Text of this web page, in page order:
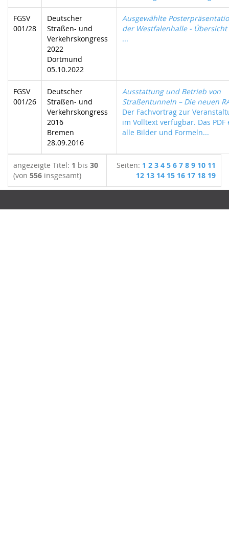
FGSV
001/28
Deutscher
Straßen- und
Verkehrskongress
2022
Dortmund
05.10.2022
Ausgewählte
der Westfalenhalle - Übersicht
...
FGSV
001/26
Deutscher
Straßen- und
Verkehrskongress
2016
Bremen
28.09.2016
Ausstattung und Betrieb von
Straßentunneln – Die neuen
Der Fachvortrag zur
im Volltext verfügbar. Das
alle Bilder und Formeln...
angezeigte Titel: 1 bis 30
(von 556 insgesamt)
Seiten: 1 2 3 4 5 6 7 8 9 10 11
12 13 14 15 16 17 18 19